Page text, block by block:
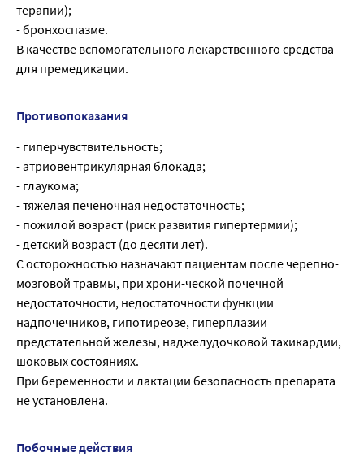
терапии);
- бронхоспазме.
В качестве вспомогательного лекарственного средства
для премедикации.
Противопоказания
- гиперчувствительность;
- атриовентрикулярная блокада;
- глаукома;
- тяжелая печеночная недостаточность;
- пожилой возраст (риск развития гипертермии);
- детский возраст (до десяти лет).
С осторожностью назначают пациентам после черепно-
мозговой травмы, при хрони-ческой почечной
недостаточности, недостаточности функции
надпочечников, гипотиреозе, гиперплазии
предстательной железы, наджелудочковой тахикардии,
шоковых состояниях.
При беременности и лактации безопасность препарата
не установлена.
Побочные действия